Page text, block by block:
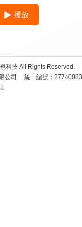
播放
科技 All Rights Reserved.
公司
統一編號：